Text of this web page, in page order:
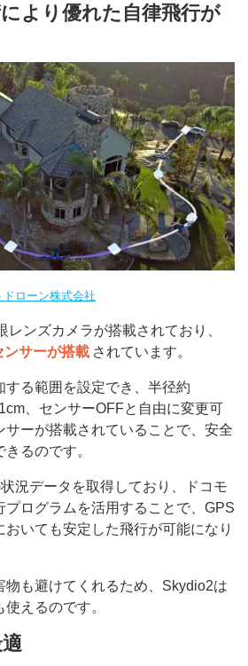
より優れた自律飛行が
ドローン株式会社
レンズカメラが搭載されており、
ンサーが搭載 されています。
する範囲を設定でき、半径約
、センサーOFFと自由に変更可
サーが搭載されていることで、安全
るのです。
況データを取得しており、ドコモ
プログラムを活用することで、GPS
おいても安定した飛行が可能になり
物も避けてくれるため、Skydio2は
えるのです。